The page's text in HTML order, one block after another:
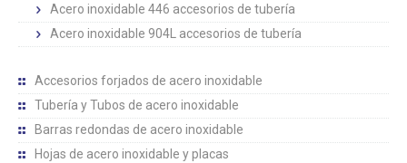
Acero inoxidable 446 accesorios de tubería
Acero inoxidable 904L accesorios de tubería
Accesorios forjados de acero inoxidable
Tubería y Tubos de acero inoxidable
Barras redondas de acero inoxidable
Hojas de acero inoxidable y placas